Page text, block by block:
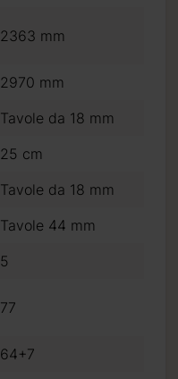
2363 mm
2970 mm
Tavole da 18 mm
25 cm
Tavole da 18 mm
Tavole 44 mm
5
77
64+7